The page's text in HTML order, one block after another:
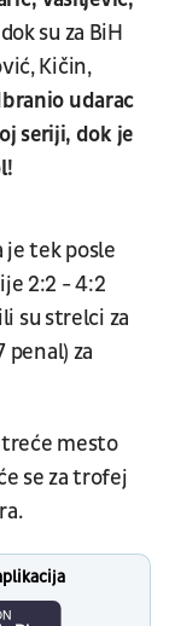
dok su za BiH
Kičin,
udarac
seriji, dok je
je tek posle
2:2 - 4:2
su strelci za
penal) za
treće mesto
se za trofej